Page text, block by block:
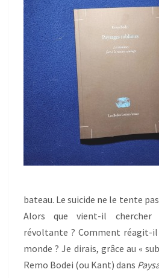
bateau. Le suicide ne le tente
Alors que vient-il chercher
révoltante ? Comment réagit-il
monde ? Je dirais, grâce au «
Remo Bodei (ou Kant) dans